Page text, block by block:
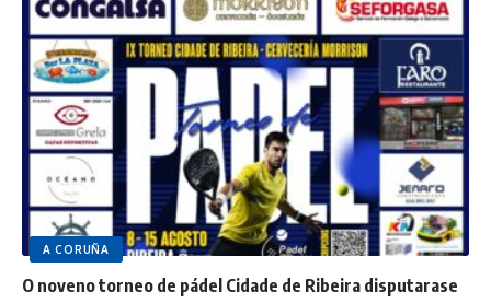
A CORUÑA
O noveno torneo de pádel Cidade de Ribeira disputarase